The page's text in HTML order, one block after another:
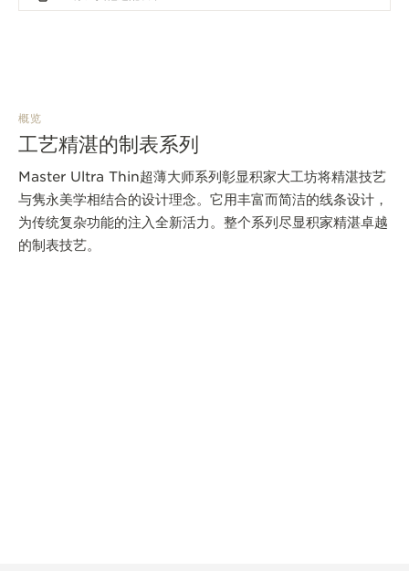
概览
工艺精湛的制表系列
Master Ultra Thin超薄大师系列彰显积家大工坊将精湛技艺
与隽永美学相结合的设计理念。它用丰富而简洁的线条设计，
为传统复杂功能的注入全新活力。整个系列尽显积家精湛卓越
的制表技艺。